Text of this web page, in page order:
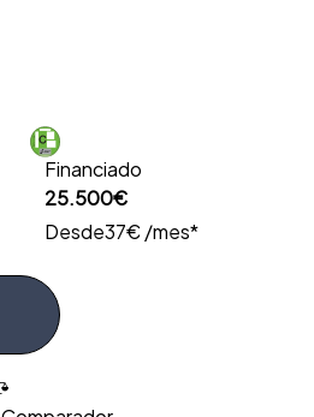
Financiado
25.500€
Desde37€ /mes*